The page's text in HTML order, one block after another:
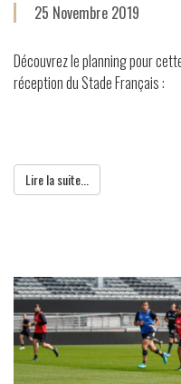
25 Novembre 2019
Découvrez le planning pour
réception du Stade Français :
Lire la suite...